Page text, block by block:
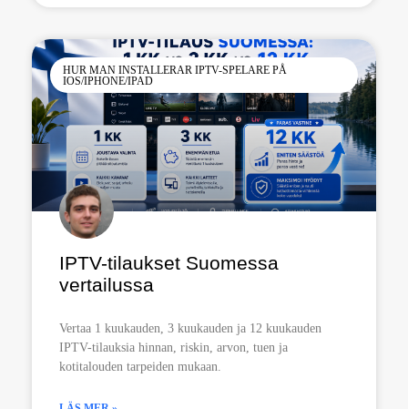
HUR MAN INSTALLERAR IPTV-SPELARE PÅ
IOS/IPHONE/IPAD
IPTV-tilaukset Suomessa
vertailussa
Vertaa 1 kuukauden, 3 kuukauden ja 12 kuukauden
IPTV-tilauksia hinnan, riskin, arvon, tuen ja
kotitalouden tarpeiden mukaan.